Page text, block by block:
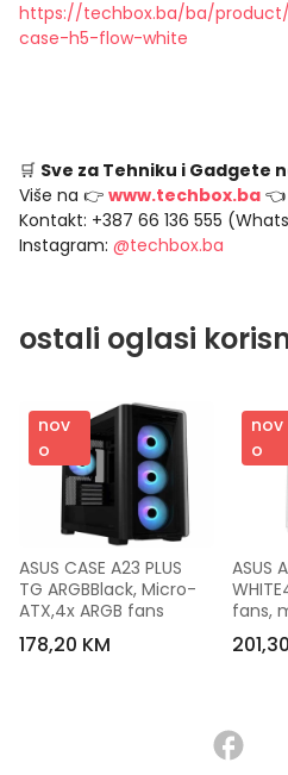
https://techbox.ba/ba/
case-h5-flow-white
🛒 Sve za Tehniku i Gadgete
Više na 👉 www.techbox.ba 👈
Kontakt: +387 66 136 555
Instagram: @techbox.ba
ostali oglasi
nov
o
ASUS CASE A23 PLUS
TG ARGBBlack, Micro-
ATX,4x ARGB fans
178,20 KM
nov
o
ASUS
fans,
ITX,